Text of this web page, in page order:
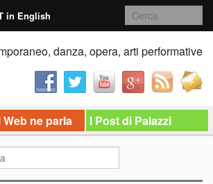
in English
danza, opera, arti performative
ne parla I Post di Palazzi